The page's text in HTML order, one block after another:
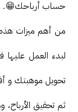
حساب أرباحك😁.
من أهم ميزات
لبدء العمل
تحويل موهبتك و
ثم تحقيق